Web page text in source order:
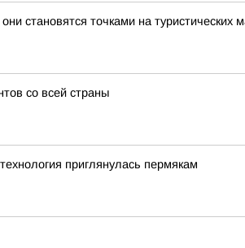
становятся точками на туристических
со всей страны
приглянулась пермякам